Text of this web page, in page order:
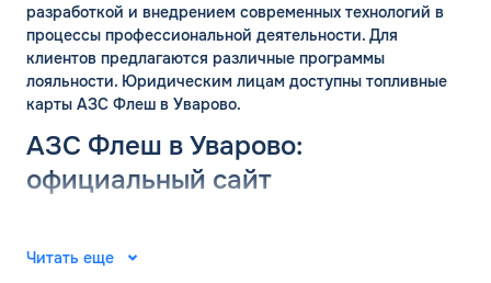
разработкой и внедрением современных технологий в
процессы профессиональной деятельности. Для
клиентов предлагаются различные программы
лояльности. Юридическим лицам доступны топливные
карты АЗС Флеш в Уварово.
АЗС Флеш в Уварово:
официальный сайт
2008 году. Специалисты разработали и внедрили
автоматические автозаправочные станции на
Читать еще
ЗАКАЗАТЬ
ОБРАТНЫЙ ЗВОНОК
Имя*
Спасибо! Ваша заявка принята.
Мы свяжемся с Вами в ближайшее
время